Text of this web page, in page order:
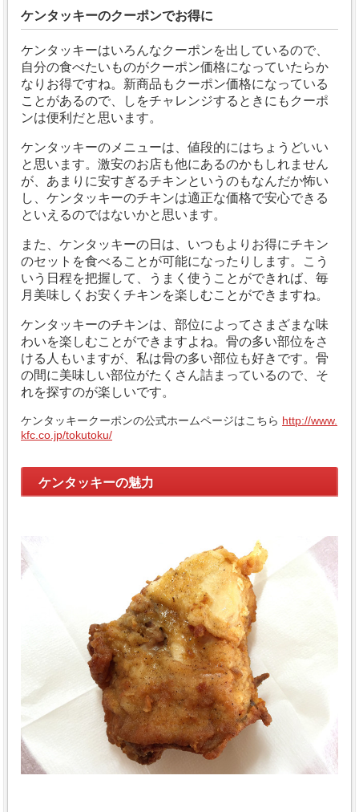
ケンタッキーのクーポンでお得に
ケンタッキーはいろんなクーポンを出しているので、
自分の食べたいものがクーポン価格になっていたらか
なりお得ですね。 新商品もクーポン価格になっている
ことがあるので、しをチャレンジするときにもクーポ
ンは便利だと思います。
ケンタッキーのメニューは、値段的にはちょうどいい
と思います。 激安のお店も他にあるのかもしれません
が、あまりに安すぎるチキンというのもなんだか怖い
し、 ケンタッキーのチキンは適正な価格で安心できる
といえるのではないかと思います。
また、ケンタッキーの日は、いつもよりお得にチキン
のセットを食べることが可能になったりします。
こう
いう日程を把握して、うまく使うことができれば、毎
月美味しくお安くチキンを楽しむことができますね。
ケンタッキーのチキンは、部位によってさまざまな味
わいを楽しむことができますよね。 骨の多い部位をさ
ける人もいますが、私は骨の多い部位も好きです。 骨
の間に美味しい部位がたくさん詰まっているので、そ
れを探すのが楽しいです。
ケンタッキークーポンの公式ホームページはこちら http://www.
kfc.co.jp/tokutoku/
ケンタッキーの魅力